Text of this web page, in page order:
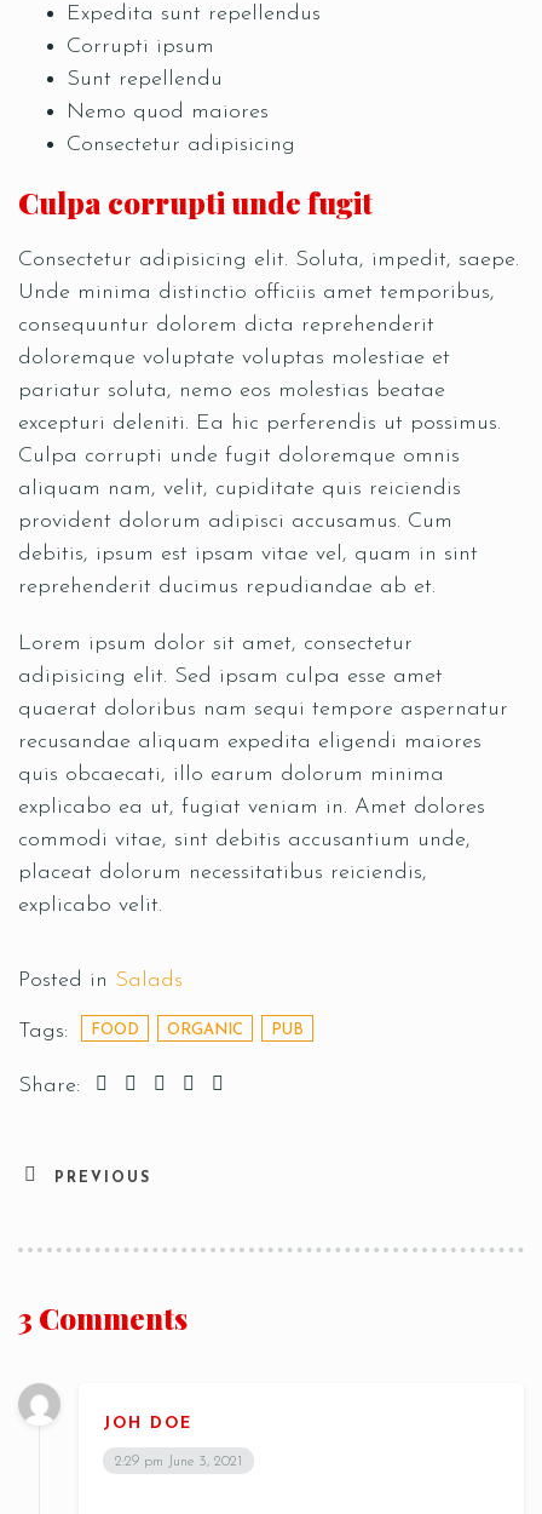
Expedita sunt repellendus
Corrupti ipsum
Sunt repellendu
Nemo quod maiores
Consectetur adipisicing
Culpa corrupti unde fugit
Consectetur adipisicing elit. Soluta, impedit, saepe.
Unde minima distinctio officiis amet temporibus,
consequuntur dolorem dicta reprehenderit
doloremque voluptate voluptas molestiae et
pariatur soluta, nemo eos molestias beatae
excepturi deleniti. Ea hic perferendis ut possimus.
Culpa corrupti unde fugit doloremque omnis
aliquam nam, velit, cupiditate quis reiciendis
provident dolorum adipisci accusamus. Cum
debitis, ipsum est ipsam vitae vel, quam in sint
reprehenderit ducimus repudiandae ab et.
Lorem ipsum dolor sit amet, consectetur
adipisicing elit. Sed ipsam culpa esse amet
quaerat doloribus nam sequi tempore aspernatur
recusandae aliquam expedita eligendi maiores
quis obcaecati, illo earum dolorum minima
explicabo ea ut, fugiat veniam in. Amet dolores
commodi vitae, sint debitis accusantium unde,
placeat dolorum necessitatibus reiciendis,
explicabo velit.
Posted in Salads
Tags: FOOD ORGANIC PUB
Share:
PREVIOUS
3 Comments
JOH DOE
2:29 pm June 3, 2021
Table Reservation